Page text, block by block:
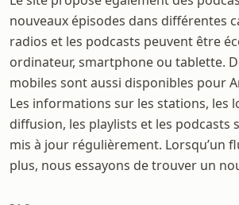
nouveaux épisodes dans différentes
radios et les podcasts peuvent être
ordinateur, smartphone ou tablette.
mobiles sont aussi disponibles pour
Les informations sur les stations, les
diffusion, les playlists et les podcasts
mis à jour régulièrement. Lorsqu’un
plus, nous essayons de trouver un